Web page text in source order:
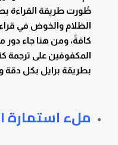
طُورت طريقة القراءة
الظلام والخوض في
كافةً، ومن هنا جاء دور
المكفوفين على ترجمة
بطريقة برايل بكل دقة
ملء استمارة